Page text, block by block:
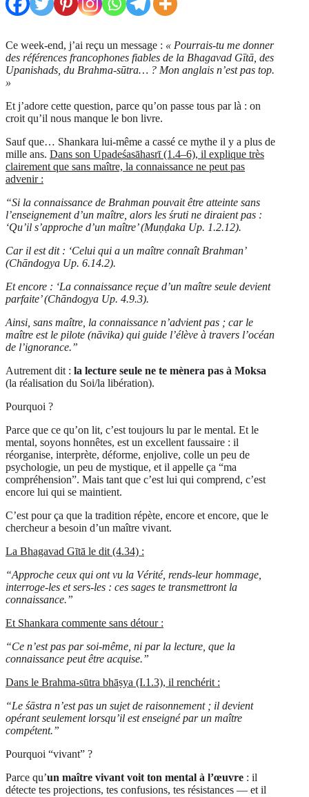
Ce week-end, j’ai reçu un message : « Pourrais-tu me donner
des références francophones fiables de la Bhagavad Gītā, des
Upanishads, du Brahma-sūtra… ? Mon anglais n’est pas top.
»
Et j’adore cette question, parce qu’on passe tous par là : on
croit qu’il nous manque le bon livre.
Sauf que… Shankara lui-même a cassé ce mythe il y a plus de
mille ans. Dans son Upadeśasāhasrī (1.4–6), il explique très
clairement que sans maître, la connaissance ne peut pas
advenir :
“Si la connaissance de Brahman pouvait être atteinte sans
l’enseignement d’un maître, alors les śruti ne diraient pas :
‘Qu’il s’approche d’un maître’ (Muṇḍaka Up. 1.2.12).
Car il est dit : ‘Celui qui a un maître connaît Brahman’
(Chāndogya Up. 6.14.2).
Et encore : ‘La connaissance reçue d’un maître seule devient
parfaite’ (Chāndogya Up. 4.9.3).
Ainsi, sans maître, la connaissance n’advient pas ; car le
maître est le pilote (nāvika) qui guide l’élève à travers l’océan
de l’ignorance.”
Autrement dit : la lecture seule ne te mènera pas à Moksa
(la réalisation du Soi/la libération).
Pourquoi ?
Parce que ce qu’on lit, c’est toujours lu par le mental. Et le
mental, soyons honnêtes, est un excellent faussaire : il
réorganise, interprète, déforme, enjolive, colle un peu de
psychologie, un peu de mystique, et il appelle ça “ma
compréhension”. Mais tant que c’est lui qui comprend, c’est
encore lui qui se maintient.
C’est pour ça que la tradition répète, encore et encore, que le
chercheur a besoin d’un maître vivant.
La Bhagavad Gītā le dit (4.34) :
“Approche ceux qui ont vu la Vérité, rends-leur hommage,
interroge-les et sers-les : ces sages te transmettront la
connaissance.”
Et Shankara commente sans détour :
“Ce n’est pas par soi-même, ni par la lecture, que la
connaissance peut être acquise.”
Dans le Brahma-sūtra bhāṣya (I.1.3), il renchérit :
“Le śāstra n’est pas un sujet de raisonnement ; il devient
opérant seulement lorsqu’il est enseigné par un maître
compétent.”
Pourquoi “vivant” ?
Parce qu’un maître vivant voit ton mental à l’œuvre : il
détecte tes projections, tes confusions, tes résistances — et il